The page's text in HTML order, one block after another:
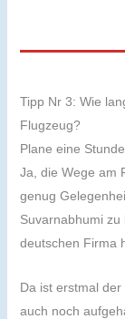
Tipp Nr 3: Wie
Flugzeug?
Plane eine
Ja, die Wege am
genug
Suvarnabhumi
deutschen Firma
Da ist erstmal
auch noch